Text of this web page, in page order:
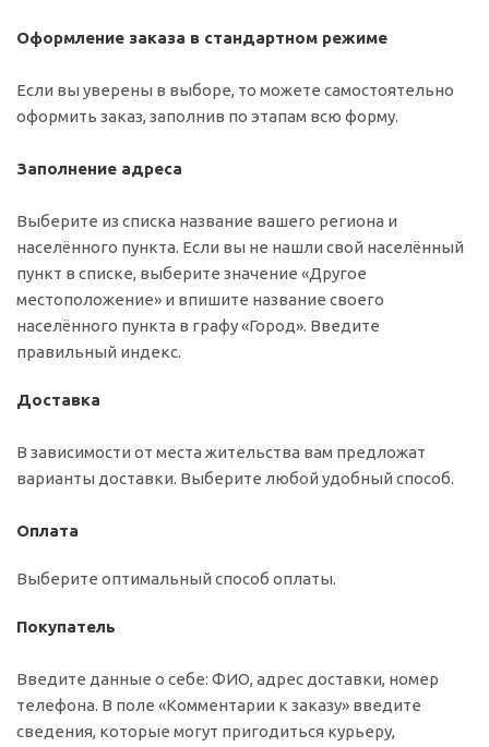
Оформление заказа в стандартном режиме
Если вы уверены в выборе, то можете самостоятельно
оформить заказ, заполнив по этапам всю форму.
Заполнение адреса
Выберите из списка название вашего региона и
населённого пункта. Если вы не нашли свой населённый
пункт в списке, выберите значение «Другое
местоположение» и впишите название своего
населённого пункта в графу «Город». Введите
правильный индекс.
Доставка
В зависимости от места жительства вам предложат
варианты доставки. Выберите любой удобный способ.
Оплата
Выберите оптимальный способ оплаты.
Покупатель
Введите данные о себе: ФИО, адрес доставки, номер
телефона. В поле «Комментарии к заказу» введите
сведения, которые могут пригодиться курьеру,